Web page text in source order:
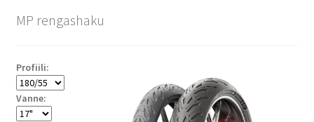
MP rengashaku
Profiili:
Vanne: